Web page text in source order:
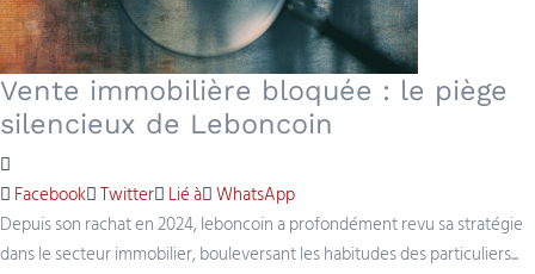
Vente immobilière bloquée : le piège
silencieux de Leboncoin
Facebook Twitter Lié à WhatsApp
Depuis son rachat en 2024, leboncoin a profondément revu sa stratégie
dans le secteur immobilier, bouleversant les habitudes des particuliers...